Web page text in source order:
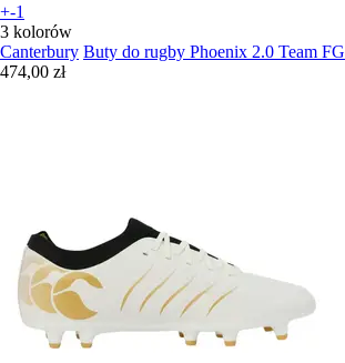
+-1
3 kolorów
Canterbury Buty do rugby Phoenix 2.0 Team FG
474,00 zł